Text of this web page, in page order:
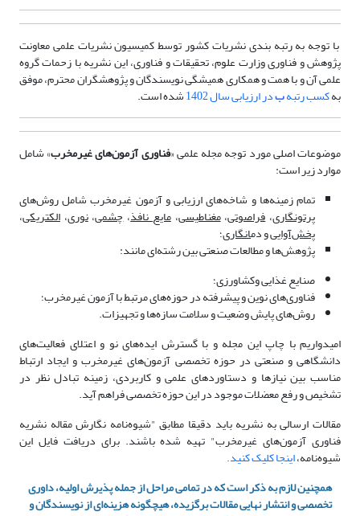
با توجه به رتبه بندی نشریات کشور توسط کمیسیون نشریات علمی معاونت
پژوهش و فناوری وزارت علوم، تحقیقات و فناوری، این نشریه با زحمات گروه
علمی آن و با همت و همکاری همیشگی نویسندگان و پژوهشگران محترم، موفق
بهکسب رتبهبدر ارزیابی سال 1402 شده است.
موضوعات اصلی مورد توجه مجله علمی «فناوری آزمون‌های غیرمخرب» شامل
موارد زیر است:
تمام زمینه‌ها و شاخه‌های ارزیابی و آزمون‌ غیرمخرب شامل روش‌های
پرتونگاری،فراصوتی،مغناطیسی،مایع نافذ،چشمی،نوری، الکتریکی،
پخش‌آواییو دمانگاری؛
پژوهش‌ها و مطالعات صنعتی بین رشته‌ای مانند:
صنایع غذایی وکشاورزی؛
فناوری‌های نوین و پیشرفته در حوزه‌های مرتبط با آزمون غیرمخرب؛
روش‌های پایش وضعیت و سلامت سازه‌ها و تجهیزات.
امیدواریم با چاپ این مجله و با گسترش ایده‌های نو و اعتلای فعالیت‌های
دانشگاهی و صنعتی در حوزه تخصصی آزمون‌های غیرمخرب و ایجاد ارتباط
مناسب بین نیازها و دستاوردهای علمی و کاربردی، زمینه تبادل نظر در
تشخیص و رفع معضلات موجود در این حوزه تخصصی فراهم آید.
مقالات ارسالی به نشریه باید دقیقا مطابق "شیوه‌نامه نگارش مقاله نشریه
فناوری آزمو‌ن‌های غیرمخرب" تهیه شده باشند. برای دریافت فایل این
شیوه‌نامه،اینجا کلیک کنید.
همچنین لازم به ذکر است که در تمامی مراحل از جمله پذیرش اولیه، داوری
تخصصی و انتشار نهایی مقالات برگزیده، هیچگونه هزینه‌ای از نویسندگان و